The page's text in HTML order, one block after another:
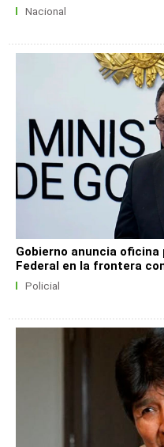
Nacional
Gobierno anuncia
Federal en la frontera
Policial